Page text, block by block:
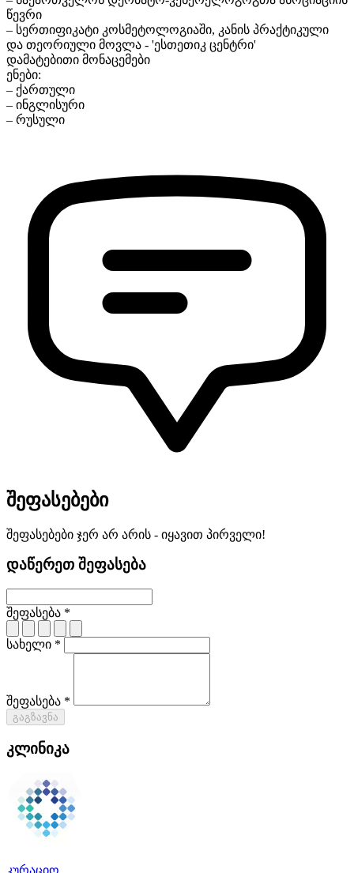
წევრი
– სერთიფიკატი კოსმეტოლოგიაში, კანის პრაქტიკული
და თეორიული მოვლა - 'ესთეთიკ ცენტრი'
დამატებითი მონაცემები
ენები:
– ქართული
– ინგლისური
– რუსული
შეფასებები
შეფასებები ჯერ არ არის - იყავით პირველი!
დაწერეთ შეფასება
შეფასება *
სახელი *
შეფასება *
გაგზავნა
კლინიკა